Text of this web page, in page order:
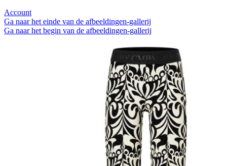
Account
Ga naar het einde van de afbeeldingen-gallerij
Ga naar het begin van de afbeeldingen-gallerij